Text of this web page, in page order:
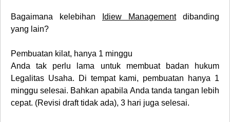
Bagaimana kelebihan Idiew Managementdibanding
yang lain?
Pembuatan kilat, hanya 1 minggu
Anda tak perlu lama untuk membuat badan hukum
Legalitas Usaha. Di tempat kami, pembuatan hanya 1
minggu selesai. Bahkan apabila Anda tanda tangan lebih
cepat. (Revisi draft tidak ada), 3 hari juga selesai.